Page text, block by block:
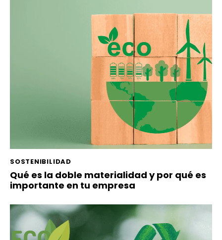
SOSTENIBILIDAD
Qué es la doble materialidad y por qué es
importante en tu empresa